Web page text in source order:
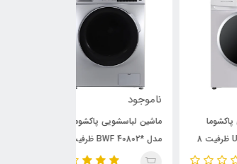
مدل *UWF 20800 ظرفیت 8
ناموجود
ماشین لباسشویی پاکشوما
مدل *BWF 40802 ظرفیت 8
کیلوگرم